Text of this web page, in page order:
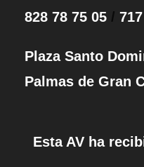
828 78 75 05 /
Plaza Santo
Palmas de Gran
Esta AV ha